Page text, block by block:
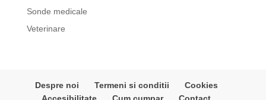
Sonde medicale
Veterinare
Despre noi Termeni si conditii
Cookies